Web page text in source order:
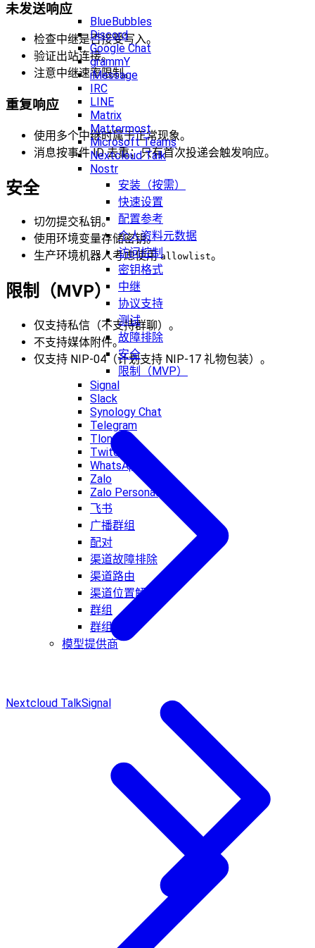
BlueBubbles
Discord
Google Chat
grammY
iMessage
IRC
LINE
Matrix
Mattermost
Microsoft Teams
Nextcloud Talk
Nostr
安装（按需）
快速设置
配置参考
个人资料元数据
访问控制
密钥格式
中继
协议支持
测试
故障排除
安全
限制（MVP）
Signal
Slack
Synology Chat
Telegram
Tlon
Twitch
WhatsApp
Zalo
Zalo Personal
飞书
广播群组
配对
渠道故障排除
渠道路由
渠道位置解析
群组
群组消息
模型提供商
未发送响应
检查中继是否接受写入。
验证出站连接。
注意中继速率限制。
重复响应
使用多个中继时属于正常现象。
消息按事件 ID 去重；只有首次投递会触发响应。
安全
切勿提交私钥。
使用环境变量存储密钥。
生产环境机器人考虑使用allowlist。
限制（MVP）
仅支持私信（不支持群聊）。
不支持媒体附件。
仅支持 NIP-04（计划支持 NIP-17 礼物包装）。
Nextcloud TalkSignal